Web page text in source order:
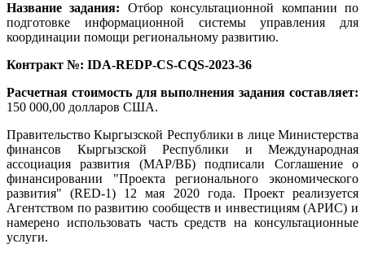
Название задания: Отбор консультационной компании по
подготовке информационной системы управления для
координации помощи региональному развитию.
Контракт №: IDA-REDP-CS-CQS-2023-36
Расчетная стоимость для выполнения задания составляет:
150 000,00 долларов США.
Правительство Кыргызской Республики в лице Министерства
финансов Кыргызской Республики и Международная
ассоциация развития (МАР/ВБ) подписали Соглашение о
финансировании "Проекта регионального экономического
развития" (RED-1) 12 мая 2020 года. Проект реализуется
Агентством по развитию сообществ и инвестициям (АРИС) и
намерено использовать часть средств на консультационные
услуги.